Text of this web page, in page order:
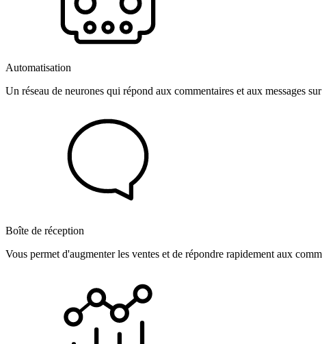
Automatisation
Un réseau de neurones qui répond aux commentaires et aux messages
Boîte de réception
Vous permet d'augmenter les ventes et de répondre rapidement aux